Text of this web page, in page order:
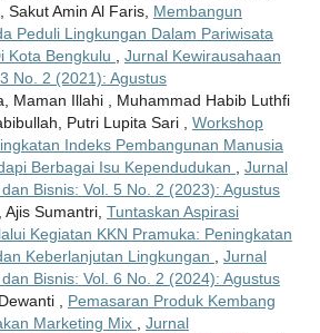
Sakut Amin Al Faris, Membangun
Peduli Lingkungan Dalam Pariwisata
Kota Bengkulu
Jurnal Kewirausahaan
No. 2 (2021): Agustus
Maman Illahi , Muhammad Habib Luthfi
Putri Lupita Sari , Workshop
Indeks Pembangunan Manusia
Berbagai Isu Kependudukan
Jurnal
Bisnis: Vol. 5 No. 2 (2023): Agustus
Sumantri, Tuntaskan Aspirasi
Kegiatan KKN Pramuka: Peningkatan
Keberlanjutan Lingkungan
Jurnal
Bisnis: Vol. 6 No. 2 (2024): Agustus
, Pemasaran Produk Kembang
Marketing Mix
Jurnal